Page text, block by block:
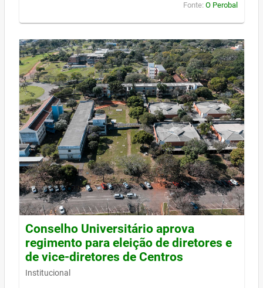
Fonte: O Perobal
Conselho Universitário aprova
regimento para eleição de diretores e
de vice-diretores de Centros
Institucional